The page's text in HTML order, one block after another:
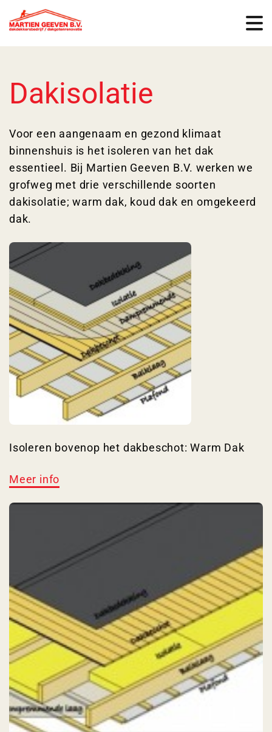
Dakisolatie
Voor een aangenaam en gezond klimaat
binnenshuis is het isoleren van het dak
essentieel. Bij Martien Geeven B.V. werken we
grofweg met drie verschillende soorten
dakisolatie; warm dak, koud dak en omgekeerd
dak.
Isoleren bovenop het dakbeschot: Warm Dak
Meer info